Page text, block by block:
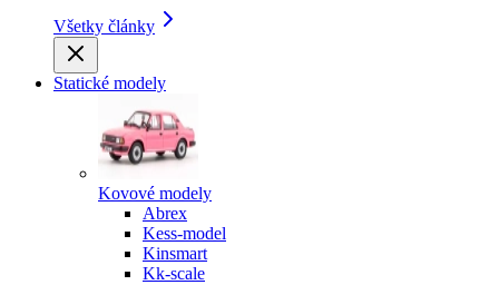
Všetky články
Statické modely
Kovové modely
Abrex
Kess-model
Kinsmart
Kk-scale